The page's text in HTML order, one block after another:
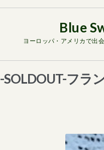
ヨーロッパ・アメリカで出
-SOLDOUT-フラ